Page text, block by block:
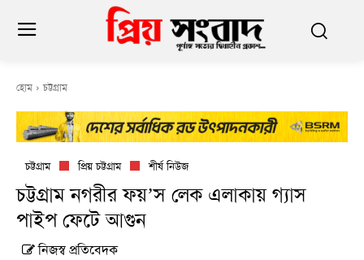
হোম চট্টগ্রাম
চট্টগ্রাম প্রিয় চট্টগ্রাম শীর্ষ নিউজ
চট্টগ্রাম নগরীর ফয়’স লেক এলাকায় গ্যাস
পাইপ ফেটে আগুন
নিজস্ব প্রতিবেদক